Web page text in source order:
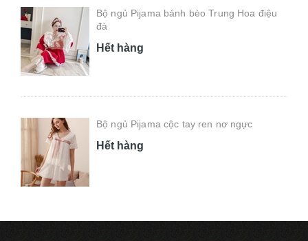
Bộ ngủ Pijama bánh bèo Trung Hoa điệu
đà
Hết hàng
Bộ ngủ Pijama cộc tay ren nơ ngực
Hết hàng